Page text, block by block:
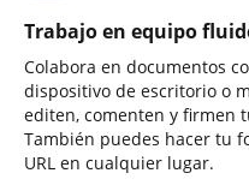
Trabajo en equipo
Colabora en documentos
dispositivo de escritorio o
editen, comenten y firmen
También puedes hacer tu
URL en cualquier lugar.